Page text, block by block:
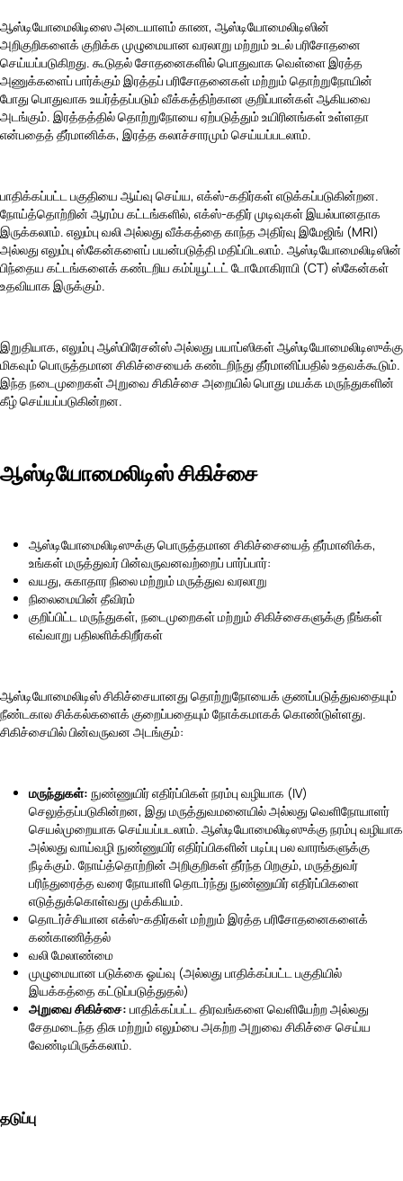
ஆஸ்டியோமைலிடிஸை அடையாளம் காண, ஆஸ்டியோமைலிடிஸின்
அறிகுறிகளைக் குறிக்க முழுமையான வரலாறு மற்றும் உடல் பரிசோதனை
செய்யப்படுகிறது. கூடுதல் சோதனைகளில் பொதுவாக வெள்ளை இரத்த
அணுக்களைப் பார்க்கும் இரத்தப் பரிசோதனைகள் மற்றும் தொற்றுநோயின்
போது பொதுவாக உயர்த்தப்படும் வீக்கத்திற்கான குறிப்பான்கள் ஆகியவை
அடங்கும். இரத்தத்தில் தொற்றுநோயை ஏற்படுத்தும் உயிரினங்கள் உள்ளதா
என்பதைத் தீர்மானிக்க, இரத்த கலாச்சாரமும் செய்யப்படலாம்.
பாதிக்கப்பட்ட பகுதியை ஆய்வு செய்ய, எக்ஸ்-கதிர்கள் எடுக்கப்படுகின்றன.
நோய்த்தொற்றின் ஆரம்ப கட்டங்களில், எக்ஸ்-கதிர் முடிவுகள் இயல்பானதாக
இருக்கலாம். எலும்பு வலி அல்லது வீக்கத்தை காந்த அதிர்வு இமேஜிங் (MRI)
அல்லது எலும்பு ஸ்கேன்களைப் பயன்படுத்தி மதிப்பிடலாம். ஆஸ்டியோமைலிடிஸின்
பிந்தைய கட்டங்களைக் கண்டறிய கம்ப்யூட்டட் டோமோகிராபி (CT) ஸ்கேன்கள்
உதவியாக இருக்கும்.
இறுதியாக, எலும்பு ஆஸ்பிரேசன்ஸ் அல்லது பயாப்ஸிகள் ஆஸ்டியோமைலிடிஸுக்கு
மிகவும் பொருத்தமான சிகிச்சையைக் கண்டறிந்து தீர்மானிப்பதில் உதவக்கூடும்.
இந்த நடைமுறைகள் அறுவை சிகிச்சை அறையில் பொது மயக்க மருந்துகளின்
கீழ் செய்யப்படுகின்றன.
ஆஸ்டியோமைலிடிஸ் சிகிச்சை
ஆஸ்டியோமைலிடிஸுக்கு பொருத்தமான சிகிச்சையைத் தீர்மானிக்க,
உங்கள் மருத்துவர் பின்வருவனவற்றைப் பார்ப்பார்:
வயது, சுகாதார நிலை மற்றும் மருத்துவ வரலாறு
நிலைமையின் தீவிரம்
குறிப்பிட்ட மருந்துகள், நடைமுறைகள் மற்றும் சிகிச்சைகளுக்கு நீங்கள்
எவ்வாறு பதிலளிக்கிறீர்கள்
ஆஸ்டியோமைலிடிஸ் சிகிச்சையானது தொற்றுநோயைக் குணப்படுத்துவதையும்
நீண்டகால சிக்கல்களைக் குறைப்பதையும் நோக்கமாகக் கொண்டுள்ளது.
சிகிச்சையில் பின்வருவன அடங்கும்:
மருந்துகள்: நுண்ணுயிர் எதிர்ப்பிகள் நரம்பு வழியாக (IV)
செலுத்தப்படுகின்றன, இது மருத்துவமனையில் அல்லது வெளிநோயாளர்
செயல்முறையாக செய்யப்படலாம். ஆஸ்டியோமைலிடிஸுக்கு நரம்பு வழியாக
அல்லது வாய்வழி நுண்ணுயிர் எதிர்ப்பிகளின் படிப்பு பல வாரங்களுக்கு
நீடிக்கும். நோய்த்தொற்றின் அறிகுறிகள் தீர்ந்த பிறகும், மருத்துவர்
பரிந்துரைத்த வரை நோயாளி தொடர்ந்து நுண்ணுயிர் எதிர்ப்பிகளை
எடுத்துக்கொள்வது முக்கியம்.
தொடர்ச்சியான எக்ஸ்-கதிர்கள் மற்றும் இரத்த பரிசோதனைகளைக்
கண்காணித்தல்
வலி மேலாண்மை
முழுமையான படுக்கை ஓய்வு (அல்லது பாதிக்கப்பட்ட பகுதியில்
இயக்கத்தை கட்டுப்படுத்துதல்)
அறுவை சிகிச்சை: பாதிக்கப்பட்ட திரவங்களை வெளியேற்ற அல்லது
சேதமடைந்த திசு மற்றும் எலும்பை அகற்ற அறுவை சிகிச்சை செய்ய
வேண்டியிருக்கலாம்.
தடுப்பு